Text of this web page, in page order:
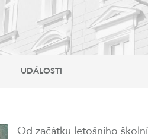
UDÁLOSTI
Od začátku letošního